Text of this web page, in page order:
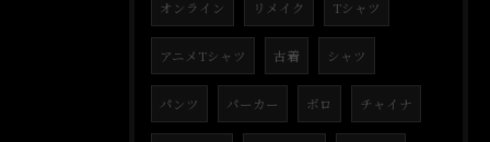
オンライン リメイク Tシャツ
アニメTシャツ 古着 シャツ
パンツ パーカー ボロ チャイナ